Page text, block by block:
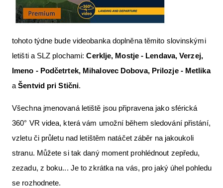
tohoto týdne bude videobanka doplněna těmito slovinskými
letišti a SLZ plochami:Cerklje, Mostje - Lendava, Verzej,
Imeno - Podčetrtek, Mihalovec Dobova, Prilozje - Metlika
aŠentvid pri Stični.
Všechna jmenovaná letiště jsou připravena jako sférická
360° VR videa, která vám umožní během sledování přistání,
vzletu či průletu nad letištěm natáčet záběr na jakoukoli
stranu. Můžete si tak daný moment prohlédnout zepředu,
zezadu, z boku... Je to zkrátka na vás, pro jaký úhel pohledu
se rozhodnete.